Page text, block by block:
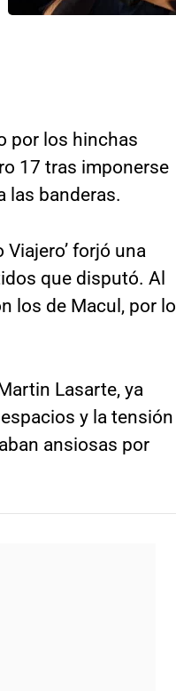
por los hinchas
17 tras imponerse
las banderas.
forjó una
que disputó. Al
los de Macul, por lo
Lasarte, ya
y la tensión
ansiosas por